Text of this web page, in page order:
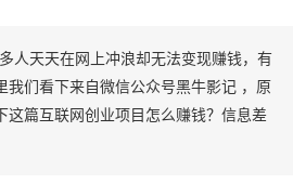
人天天在网上冲浪却无法变现赚钱，有
们看下来自微信公众号黑牛影记 ，原
篇互联网创业项目怎么赚钱？信息差